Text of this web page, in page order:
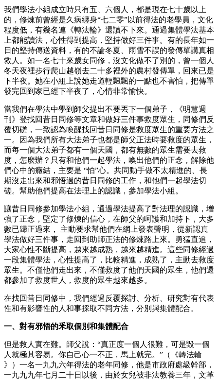
我們學法小組成立時只有五、六個人，都是現在七十歲以上
的，修煉前曾經是久病纏身“七二零”以前得法的老學員，文化
程度低，有幾名連《轉法輪》還讀不下來。通過集體學法基本
上都能讀法，心性得到提高，堅持做好三件事。有的長年如一
日的堅持傳送資料，有的不論冬夏、雨雪不誤的發傳單講真相
救人。如一名七十來歲女同修，沒文化做不了別的，曾一個人
冬天夜裡步行爬山越嶺去二十多裡外的農村發傳單，回來已是
下半夜。她在小組上說她走道輕飄飄的一點也不害怕，把傳單
發完回到家已經下半夜了，心情非常愉快。
當我們在學法中學到師父提出不要丟下一個弟子，《明慧週
刊》登找回昔日同修等文章和做好三件事救度眾生，同修們反
覆切磋，一致認為喚醒找回昔日同修是救度眾生的重要方法之
一。因為我們所有大法弟子也都是師父正法時要救度的眾生，
而每一個大法弟子都有一個天國，都有無數的眾生需要去救
度，怎麼辦？只有和他們一起學法，喚出他們的正念，解除他
們心中的癥結，主要是 “怕”心。共同動手做不太精進的、長
期沒走出來和邪悟過的昔日同修的工作，和他們一起學法切
磋。幫助他們提高在法理上的認識，參加學法小組。
讓昔日同修參加學法小組，通過學法提高了對法理的認識，增
強了正念，堅定了修煉的信心，在師父的呵護和加持下，大多
數已歸正過來， 主動要求幫他們在網上發表聲明，從新認真
學法做好三件事，走回到助師正法的修煉路上來。勇猛直追，
大家心性不斷提高，越來越成熟，越來越精進。這些同修經過
一段集體學法，心性提高了，比較精進，成熟了，主動去救度
眾生。不僅他們走出來，不僅救度了他們天國的眾生，他們還
都參加了救度世人，救度的眾生越來越多。
在找回昔日同修中，我們經過反覆探討、分析、研究對有代表
性和有影響性的人和事採取不同方法，分別與集體配合。
一、對有邪悟的釆取個別和集體配合
但是救人實在難。師父說：“真正度一個人很難，可是毀一個
人就極其容易。你自己心一不正，馬上就完。”（《轉法輪
》）一名一九九六年得法的老年同修，他是市政府處級幹部，
一九九九年七月二十日以後，由於女兒被非法教養三年，文革